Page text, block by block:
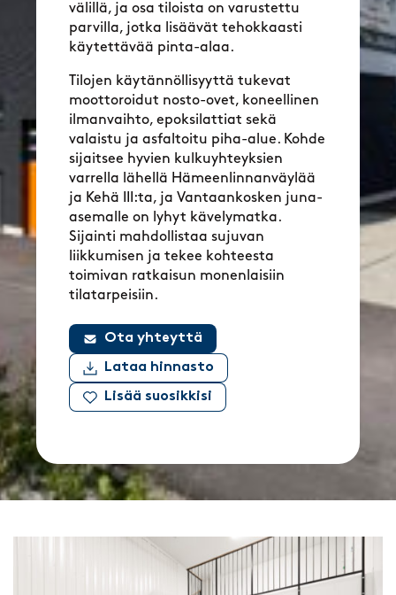
välillä, ja osa tiloista on varustettu
parvilla, jotka lisäävät tehokkaasti
käytettävää pinta-alaa.
Tilojen käytännöllisyyttä tukevat
moottoroidut nosto-ovet, koneellinen
ilmanvaihto, epoksilattiat sekä
valaistu ja asfaltoitu piha-alue. Kohde
sijaitsee hyvien kulkuyhteyksien
varrella lähellä Hämeenlinnanväylää
ja Kehä III:ta, ja Vantaankosken juna-
asemalle on lyhyt kävelymatka.
Sijainti mahdollistaa sujuvan
liikkumisen ja tekee kohteesta
toimivan ratkaisun monenlaisiin
tilatarpeisiin.
Ota yhteyttä
Lataa hinnasto
Lisää suosikkisi